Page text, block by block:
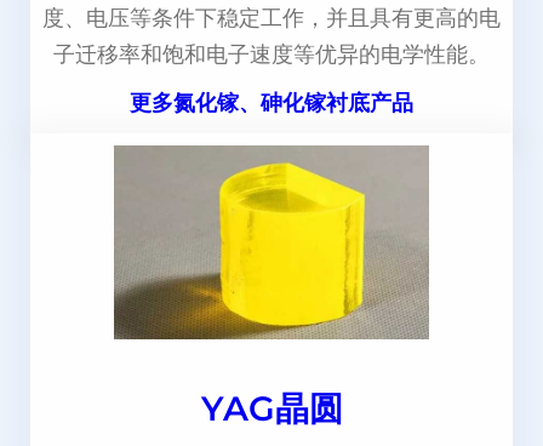
度、电压等条件下稳定工作，并且具有更高的电
子迁移率和饱和电子速度等优异的电学性能。
更多氮化镓、砷化镓衬底产品
YAG晶圆